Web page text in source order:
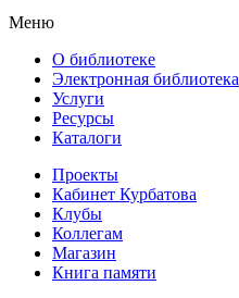
Меню
О библиотеке
Электронная библиотека
Услуги
Ресурсы
Каталоги
Проекты
Кабинет Курбатова
Клубы
Коллегам
Магазин
Книга памяти